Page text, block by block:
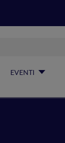
EVENTI